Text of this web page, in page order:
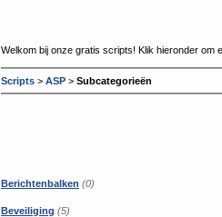
Welkom bij onze gratis scripts! Klik hieronder om
Scripts > ASP > Subcategorieën
Berichtenbalken (0)
Beveiliging (5)